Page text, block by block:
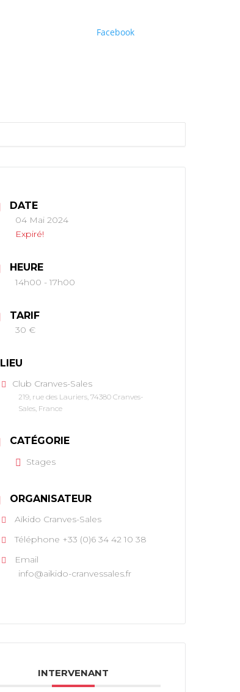
Facebook
DATE
04 Mai 2024
Expiré!
HEURE
14h00 - 17h00
TARIF
30 €
LIEU
Club Cranves-Sales
219, rue des Lauriers, 74380 Cranves-
Sales, France
CATÉGORIE
Stages
ORGANISATEUR
Aïkido Cranves-Sales
Téléphone +33 (0)6 34 42 10 38
Email
info@aikido-cranvessales.fr
INTERVENANT